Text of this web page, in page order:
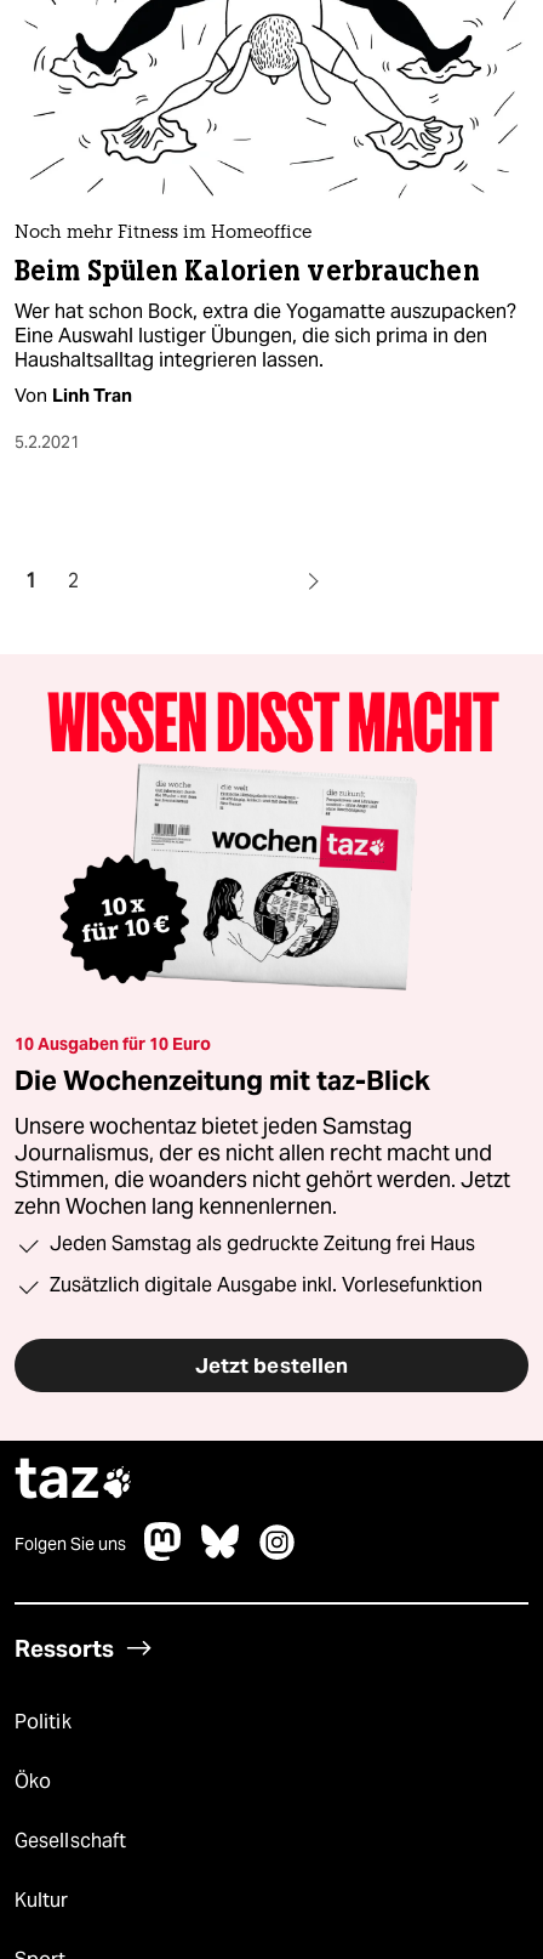
Noch mehr Fitness im Homeoffice
Beim Spülen Kalorien verbrauchen
Wer hat schon Bock, extra die Yogamatte auszupacken?
Eine Auswahl lustiger Übungen, die sich prima in den
Haushaltsalltag integrieren lassen.
Von Linh Tran
5.2.2021
1 2
10 Ausgaben für 10 Euro
Die Wochenzeitung mit taz-Blick
Unsere wochentaz bietet jeden Samstag
Journalismus, der es nicht allen recht macht und
Stimmen, die woanders nicht gehört werden. Jetzt
zehn Wochen lang kennenlernen.
Jeden Samstag als gedruckte Zeitung frei Haus
Zusätzlich digitale Ausgabe inkl. Vorlesefunktion
Jetzt bestellen
taz
Folgen Sie uns
Ressorts
Politik
Öko
Gesellschaft
Kultur